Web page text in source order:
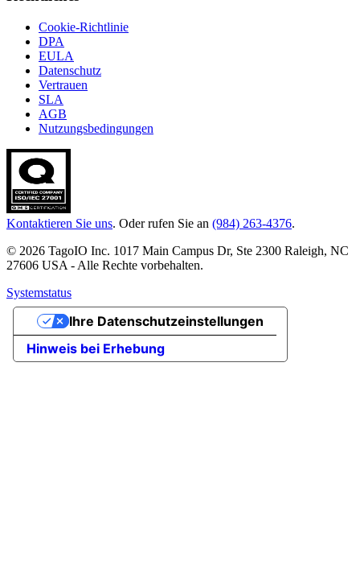
Cookie-Richtlinie
DPA
EULA
Datenschutz
Vertrauen
SLA
AGB
Nutzungsbedingungen
Kontaktieren Sie uns. Oder rufen Sie an (984) 263-4376.
© 2026 TagoIO Inc. 1017 Main Campus Dr, Ste 2300 Raleigh, NC
27606 USA - Alle Rechte vorbehalten.
Systemstatus
Hinweis bei Erhebung
Ihre Datenschutzeinstellungen